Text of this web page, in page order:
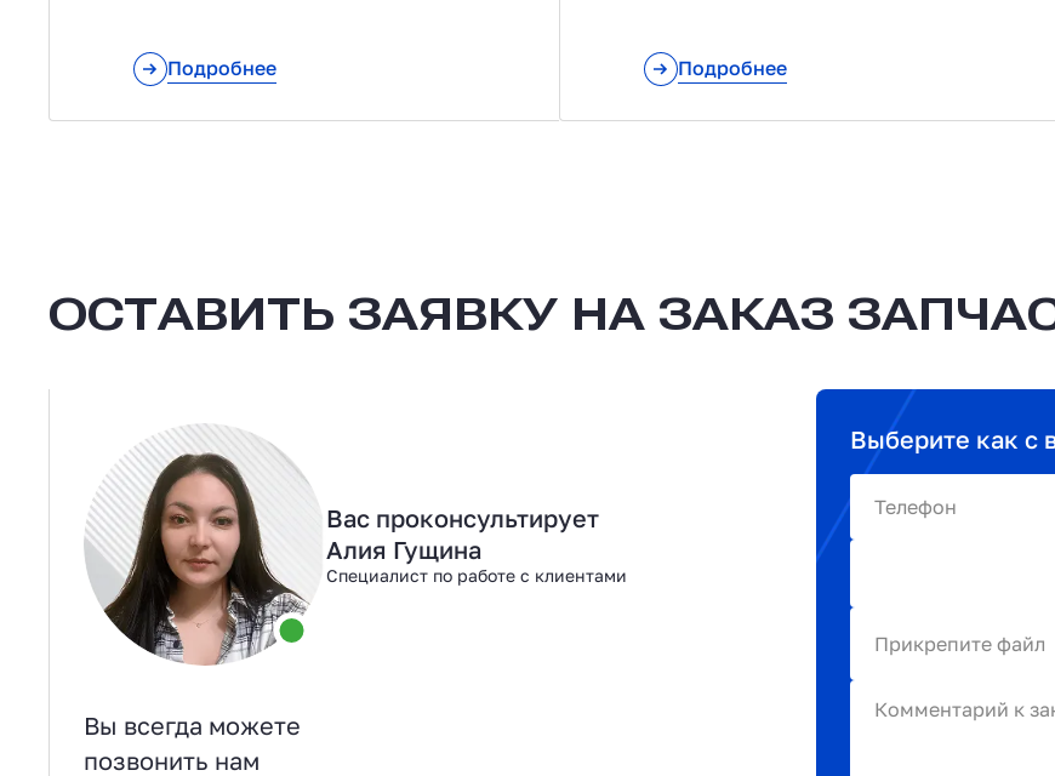
Подробнее Подробнее
ОСТАВИТЬ ЗАЯВКУ НА ЗАКАЗ
Вас проконсультирует
Алия Гущина
Специалист по работе с клиентами
Вы всегда можете
позвонить нам
Выберите как с
Телефон
Прикрепите файл
Комментарий к